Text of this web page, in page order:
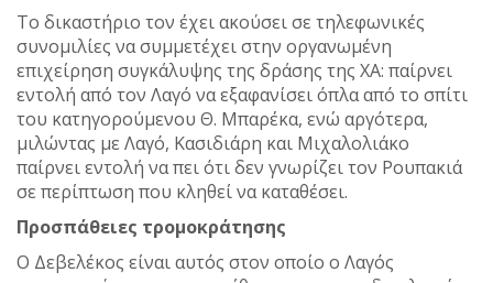
Το δικαστήριο τον έχει ακούσει σε τηλεφωνικές
συνομιλίες να συμμετέχει στην οργανωμένη
επιχείρηση συγκάλυψης της δράσης της ΧΑ: παίρνει
εντολή από τον Λαγό να εξαφανίσει όπλα από το σπίτι
του κατηγορούμενου Θ. Μπαρέκα, ενώ αργότερα,
μιλώντας με Λαγό, Κασιδιάρη και Μιχαλολιάκο
παίρνει εντολή να πει ότι δεν γνωρίζει τον Ρουπακιά
σε περίπτωση που κληθεί να καταθέσει.
Προσπάθειες τρομοκράτησης
Ο Δεβελέκος είναι αυτός στον οποίο ο Λαγός